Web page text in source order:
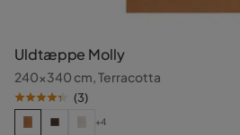
Uldtæppe Molly
240x340 cm, Terracotta
(3)
+4